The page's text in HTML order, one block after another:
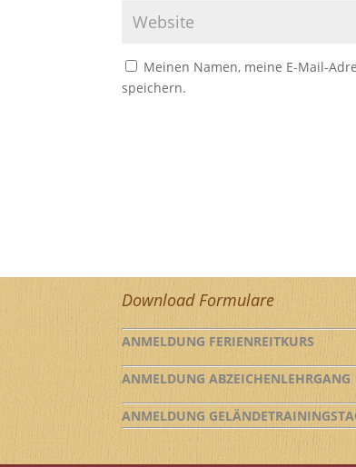
Meinen Namen, meine E-Mail-
speichern.
Download Formulare
ANMELDUNG FERIENREITKURS
ANMELDUNG ABZEICHENLEHRGANG
ANMELDUNG